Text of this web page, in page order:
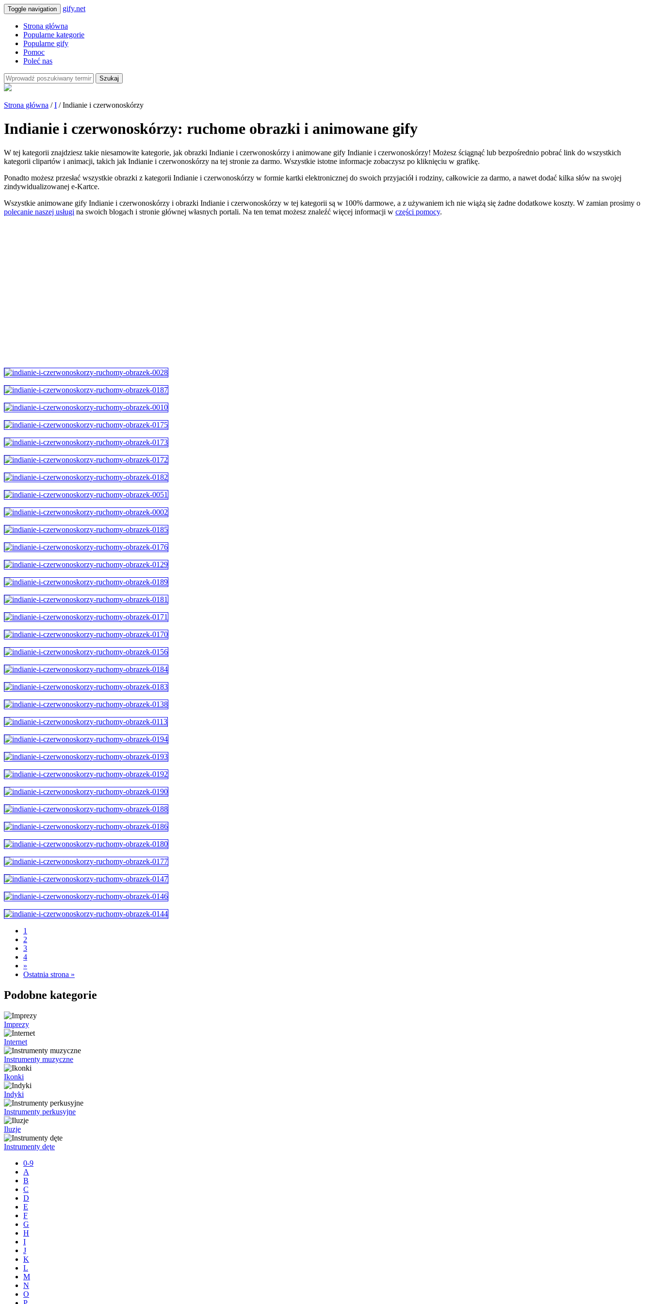
Toggle navigation gify.net
Strona główna
Popularne kategorie
Popularne gify
Pomoc
Poleć nas
Szukaj
Strona główna /I / Indianie i czerwonoskórzy
Indianie i czerwonoskórzy: ruchome obrazki i animowane gify
W tej kategorii znajdziesz takie niesamowite kategorie, jak obrazki Indianie i czerwonoskórzy i animowane gify Indianie i czerwonoskórzy! Możesz ściągnąć lub bezpośrednio pobrać link do wszystkich
kategorii clipartów i animacji, takich jak Indianie i czerwonoskórzy na tej stronie za darmo. Wszystkie istotne informacje zobaczysz po kliknięciu w grafikę.
Ponadto możesz przesłać wszystkie obrazki z kategorii Indianie i czerwonoskórzy w formie kartki elektronicznej do swoich przyjaciół i rodziny, całkowicie za darmo, a nawet dodać kilka słów na swojej
zindywidualizowanej e-Kartce.
Wszystkie animowane gify Indianie i czerwonoskórzy i obrazki Indianie i czerwonoskórzy w tej kategorii są w 100% darmowe, a z używaniem ich nie wiążą się żadne dodatkowe koszty. W zamian prosimy o
polecanie naszej usługi na swoich blogach i stronie głównej własnych portali. Na ten temat możesz znaleźć więcej informacji w części pomocy.
1
2
3
4
»
Ostatnia strona »
Podobne kategorie
Imprezy
Internet
Instrumenty muzyczne
Ikonki
Indyki
Instrumenty perkusyjne
Iluzje
Instrumenty dęte
0-9
A
B
C
D
E
F
G
H
I
J
K
L
M
N
O